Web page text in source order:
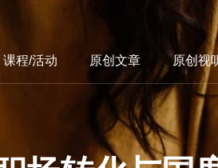
课程/活动 原创文章 原创视